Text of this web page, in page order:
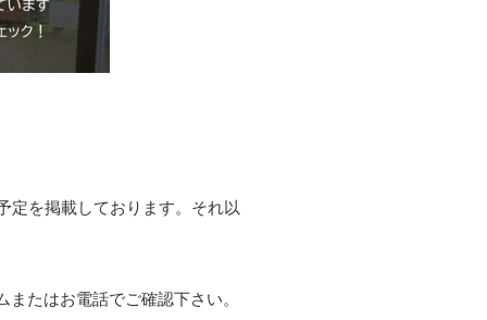
定を掲載しております。それ以
たはお電話でご確認下さい。